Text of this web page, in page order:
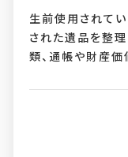
生前使用されて
された遺品を整理
類、通帳や財産価